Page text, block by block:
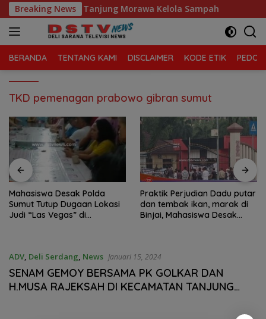
Langsung
ke
konten
Breaking News
Sari, Kecamatan Tanjung Morawa Kelola Sampah
BERANDA TENTANG KAMI DISCLAIMER KODE ETIK
TKD pemenagan prabowo gibran sumut
Mahasiswa Desak Polda
Sumut Tutup Dugaan Lokasi
Judi “Las Vegas” di
Praktik Perjudian Dadu putar
dan tembak ikan, marak di
Binjai, Mahasiswa Desak
ADV, Deli Serdang, News Januari 15, 2024
SENAM GEMOY BERSAMA PK GOLKAR DAN
H.MUSA RAJEKSAH DI KECAMATAN TANJUNG